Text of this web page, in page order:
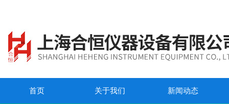
首页 关于我们 新闻动态